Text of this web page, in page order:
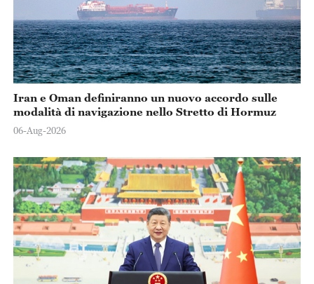
Iran e Oman definiranno un nuovo accordo sulle
modalità di navigazione nello Stretto di Hormuz
06-Aug-2026